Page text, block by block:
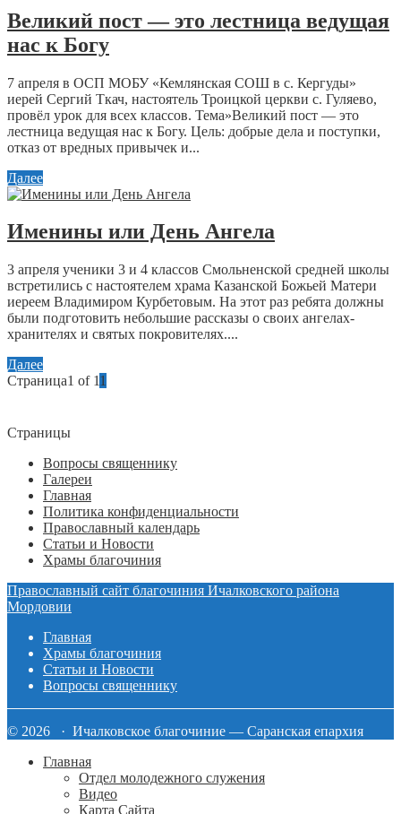
Великий пост — это лестница ведущая
нас к Богу
7 апреля в ОСП МОБУ «Кемлянская СОШ в с. Кергуды»
иерей Сергий Ткач, настоятель Троицкой церкви с. Гуляево,
провёл урок для всех классов. Тема»Великий пост — это
лестница ведущая нас к Богу. Цель: добрые дела и поступки,
отказ от вредных привычек и...
Далее
Именины или День Ангела
3 апреля ученики 3 и 4 классов Смольненской средней школы
встретились с настоятелем храма Казанской Божьей Матери
иереем Владимиром Курбетовым. На этот раз ребята должны
были подготовить небольшие рассказы о своих ангелах-
хранителях и святых покровителях....
Далее
Страница1 of 11
Страницы
Вопросы священнику
Галереи
Главная
Политика конфиденциальности
Православный календарь
Статьи и Новости
Храмы благочиния
Православный сайт благочиния Ичалковского района
Мордовии
Главная
Храмы благочиния
Статьи и Новости
Вопросы священнику
© 2026 · Ичалковское благочиние — Саранская епархия
Главная
Отдел молодежного служения
Видео
Карта Сайта